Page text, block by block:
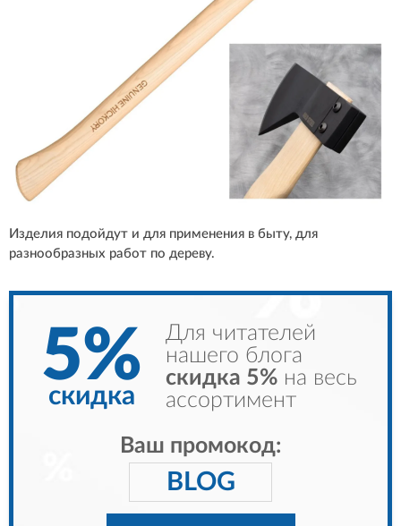
Изделия подойдут и для применения в быту, для
разнообразных работ по дереву.
5%
скидка
Для читателей
нашего блога
скидка 5% на весь
ассортимент
Ваш промокод:
BLOG